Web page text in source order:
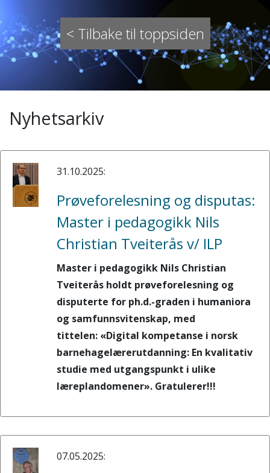
< Tilbake til toppsiden
Nyhetsarkiv
31.10.2025:
Prøveforelesning og disputas:
Master i pedagogikk Nils
Christian Tveiterås v/ ILP
Master i pedagogikk Nils Christian
Tveiterås holdt prøveforelesning og
disputerte for ph.d.-graden i humaniora
og samfunnsvitenskap, med
tittelen: «Digital kompetanse i norsk
barnehagelærerutdanning: En kvalitativ
studie med utgangspunkt i ulike
læreplandomener». Gratulerer!!!
07.05.2025: